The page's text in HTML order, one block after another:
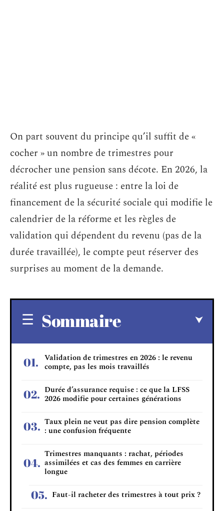
On part souvent du principe qu’il suffit de «
cocher » un nombre de trimestres pour
décrocher une pension sans décote. En 2026, la
réalité est plus rugueuse : entre la loi de
financement de la sécurité sociale qui modifie le
calendrier de la réforme et les règles de
validation qui dépendent du revenu (pas de la
durée travaillée), le compte peut réserver des
surprises au moment de la demande.
Sommaire
Validation de trimestres en 2026 : le revenu
compte, pas les mois travaillés
Durée d’assurance requise : ce que la LFSS
2026 modifie pour certaines générations
Taux plein ne veut pas dire pension complète
: une confusion fréquente
Trimestres manquants : rachat, périodes
assimilées et cas des femmes en carrière
longue
Faut-il racheter des trimestres à tout prix ?